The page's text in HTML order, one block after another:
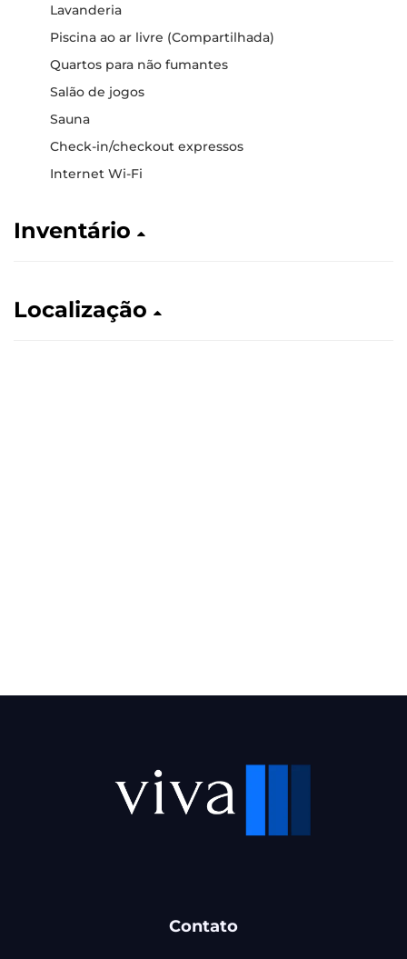
Lavanderia
Piscina ao ar livre (Compartilhada)
Quartos para não fumantes
Salão de jogos
Sauna
Check-in/checkout expressos
Internet Wi-Fi
Inventário
Localização
Contato